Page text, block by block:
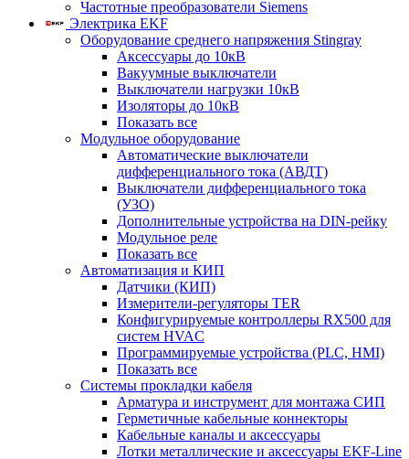
Частотные преобразователи Siemens
Электрика EKF
Оборудование среднего напряжения Stingray
Аксессуары до 10кВ
Вакуумные выключатели
Выключатели нагрузки 10кВ
Изоляторы до 10кВ
Показать все
Модульное оборудование
Автоматические выключатели
дифференциального тока (АВДТ)
Выключатели дифференциального тока
(УЗО)
Дополнительные устройства на DIN-рейку
Модульное реле
Показать все
Автоматизация и КИП
Датчики (КИП)
Измерители-регуляторы TER
Конфигурируемые контроллеры RX500 для
систем HVAC
Программируемые устройства (PLC, HMI)
Показать все
Системы прокладки кабеля
Арматура и инструмент для монтажа СИП
Герметичные кабельные коннекторы
Кабельные каналы и аксессуары
Лотки металлические и аксессуары EKF-Line